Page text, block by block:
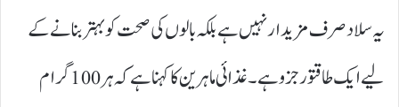
یہ سلاد صرف مزیدار نہیں ہے بلکہ بالوں کی صحت کو بہتر بنانے کے
لیے ایک طاقتور جزو ہے۔ غذائی ماہرین کا کہنا ہے کہ ہر 100 گرام